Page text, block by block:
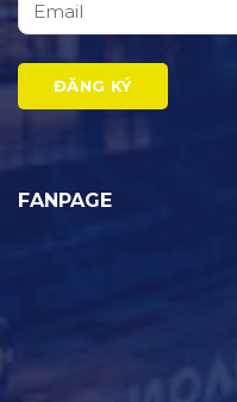
FANPAGE